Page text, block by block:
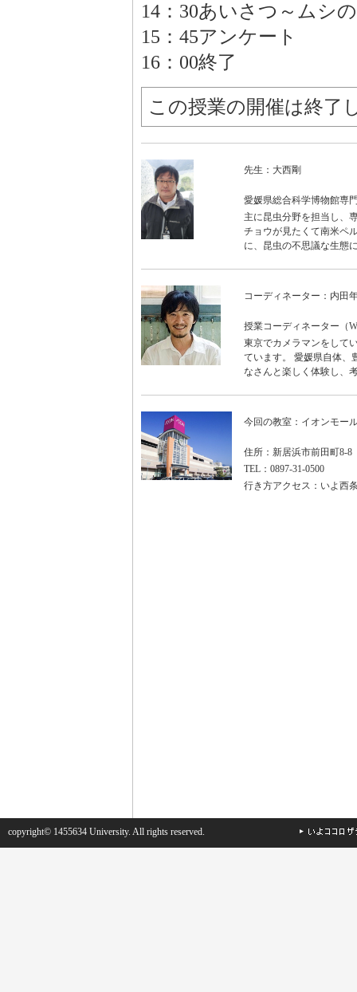
14：30あいさつ～ムシ
15：45アンケート
16：00終了
この授業の開催は終了
先生：大西剛
愛媛県総合科学博物館専
主に昆虫分野を担当し、
チョウが見たくて南米ペ
に、昆虫の不思議な生態
コーディネーター：内田
授業コーディネーター（
東京でカメラマンをして
ています。 愛媛県自体、
なさんと楽しく体験し、
今回の教室：イオンモー
住所：新居浜市前田町8-8
TEL：0897-31-0500
行き方アクセス：いよ西
copyright© 1455634 University. All rights reserved.